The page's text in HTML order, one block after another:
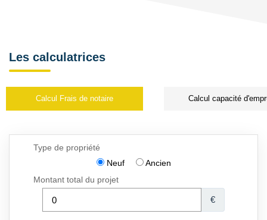
Les calculatrices
Calcul Frais de notaire Calcul capacité